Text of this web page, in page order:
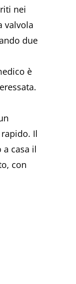
nei
valvola
due
è
Il
casa il
con